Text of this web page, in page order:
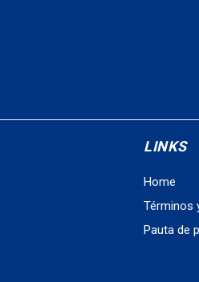
LINKS
Home
Términos
Pauta de